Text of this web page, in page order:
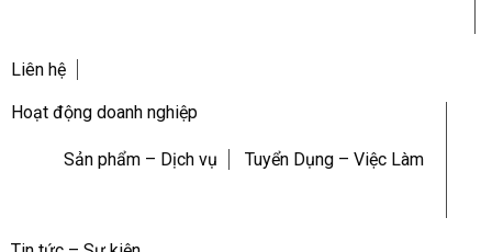
Liên hệ
Hoạt động doanh nghiệp
Sản phẩm – Dịch vụ Tuyển Dụng – Việc Làm